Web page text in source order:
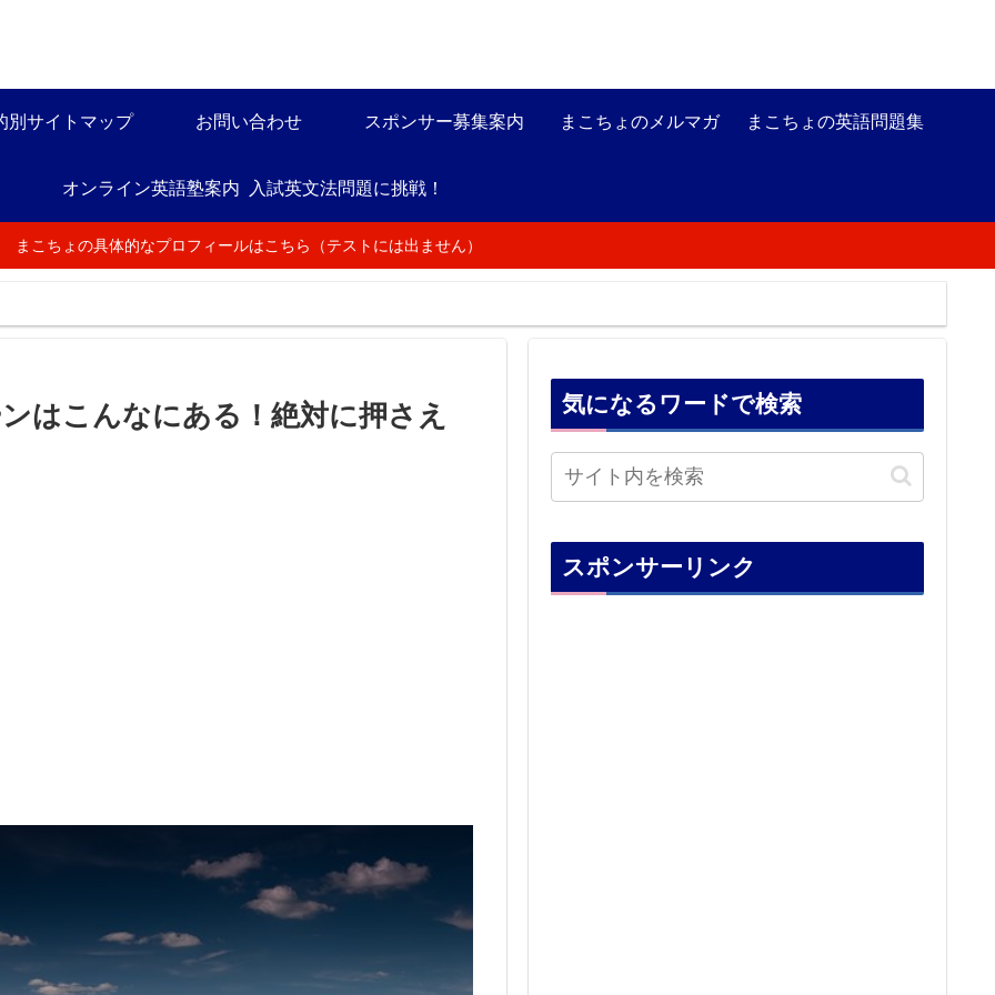
別サイトマップ お問い合わせ スポンサー募集案内 まこちょのメルマガ まこちょの英語問題集
オンライン英語塾案内 入試英文法問題に挑戦！
まこちょの具体的なプロフィールはこちら（テストには出ません）
はこんなにある！絶対に押さえ 気になるワードで検索
スポンサーリンク